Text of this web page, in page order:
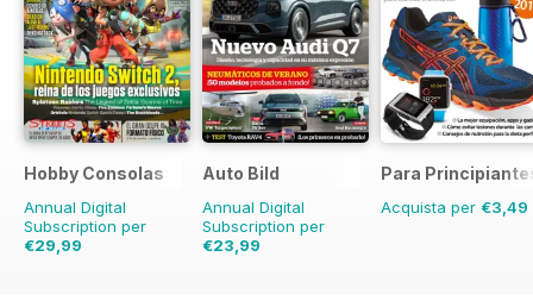
Hobby Consolas
Annual Digital
Subscription per
€29,99
Auto Bild
Annual Digital
Subscription per
€23,99
Para
Acquista per €3,49